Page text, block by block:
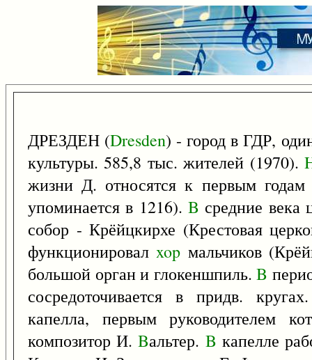
ДРЕЗДЕН (Dresden) - город в ГДР,
культуры. 585,8 тыс. жителей (1970).
жизни Д. относятся к первым годам
упоминается в 1216). B средние
собор - Крёйцкирхе (Крестовая
функционировалxop мальчиков
большой орган и глокеншпиль.B
сосредоточивается в придв.
капелла, первым руководителем
композитор И.Bальтер. B капелле